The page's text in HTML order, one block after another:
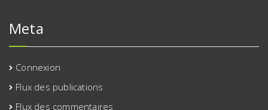
Meta
Connexion
Flux des publications
Flux des commentaires